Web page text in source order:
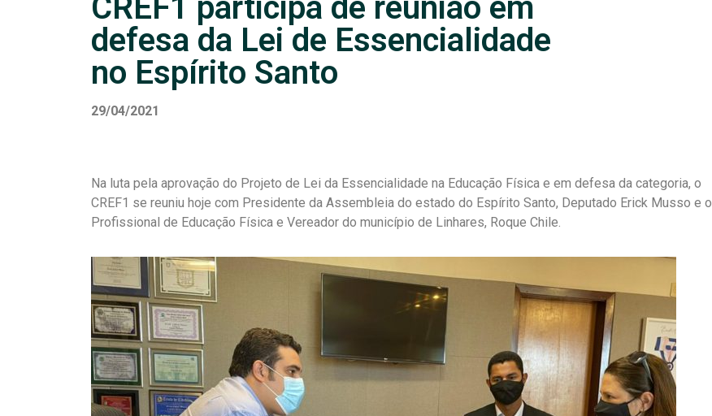
CREF1 participa de reunião em
defesa da Lei de Essencialidade
no Espírito Santo
29/04/2021
Na luta pela aprovação do Projeto de Lei da Essencialidade na Educação Física e em defesa da categoria, o
CREF1 se reuniu hoje com Presidente da Assembleia do estado do Espírito Santo, Deputado Erick Musso e o
Profissional de Educação Física e Vereador do município de Linhares, Roque Chile.